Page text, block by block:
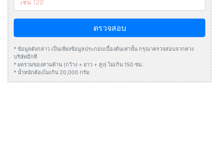
ตรวจสอบ
* ข้อมูลดังกล่าว เป็นเพียงข้อมูลประกอบเบื้องต้นเท่านั้น กรุณาตรวจสอบจากทาง
บริษัทอีกที
* ผลรวมของสามด้าน (กว้าง + ยาว + สูง) ไม่เกิน 150 ซม.
* น้ำหนักต้องไมเกิน 20,000 กรัม